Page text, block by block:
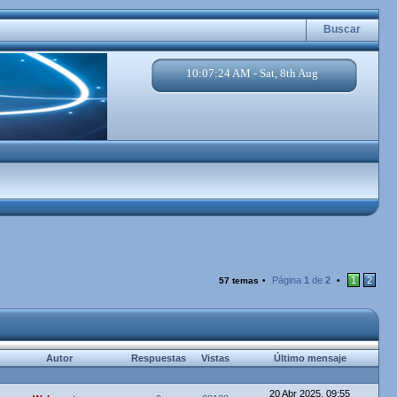
Buscar
10:07:25 AM - Sat, 8th Aug
57 temas • Página 1 de 2 • 1 2
Autor Respuestas Vistas Último mensaje
20 Abr 2025, 09:55